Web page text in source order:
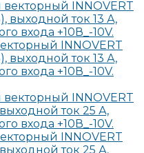
INNOVERT
выходной ток 13 А,
входа +10В_-10V.
INNOVERT
ток 25 А,